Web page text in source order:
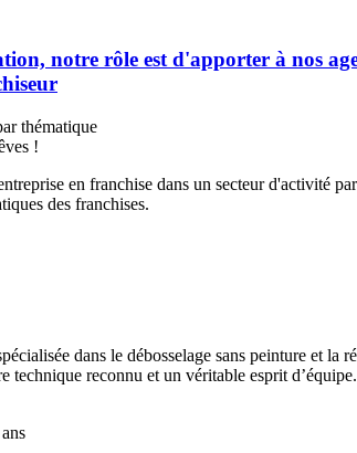
notre rôle est d'apporter à nos
thématique
!
en franchise dans un secteur d'activité
des franchises.
dans le débosselage sans peinture et
technique reconnu et un véritable esprit d’équipe.